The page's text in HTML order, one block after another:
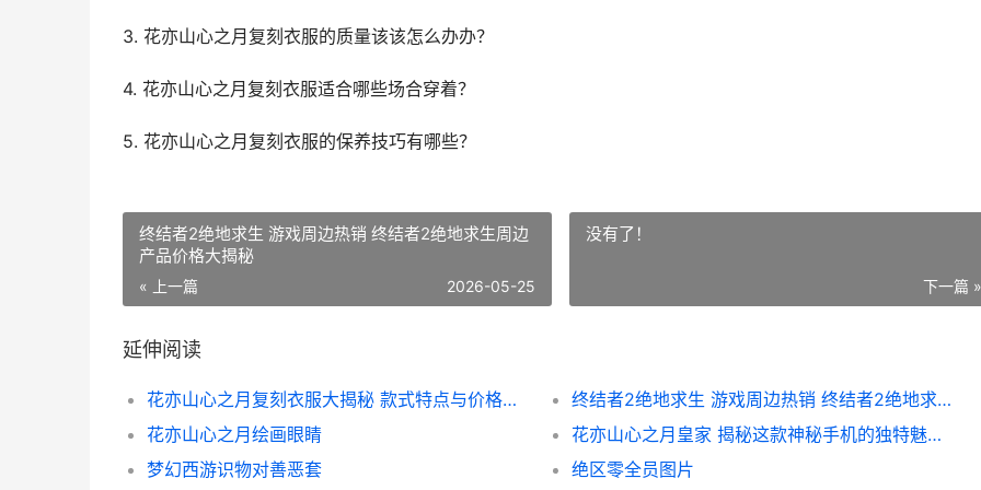
3. 花亦山心之月复刻衣服的质量该该怎么办办？
4. 花亦山心之月复刻衣服适合哪些场合穿着？
5. 花亦山心之月复刻衣服的保养技巧有哪些？
终结者2绝地求生 游戏周边热销 终结者2绝地求生周边
产品价格大揭秘
« 上一篇 2026-05-25
没有了！
下一篇 »
延伸阅读
花亦山心之月复刻衣服大揭秘 款式特点与价格一览
终结者2绝地求生 游戏周边热销 终结者2绝地求生周边产品价格大揭秘
花亦山心之月绘画眼睛
花亦山心之月皇家 揭秘这款神秘手机的独特魅力与价格解析
梦幻西游识物对善恶套
绝区零全员图片